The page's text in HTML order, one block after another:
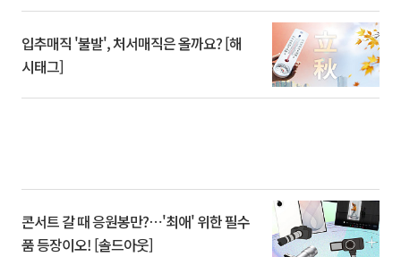
입추매직 '불발', 처서매직은 올까요? [해
시태그]
콘서트 갈 때 응원봉만?⋯'최애' 위한 필수
품 등장이오! [솔드아웃]